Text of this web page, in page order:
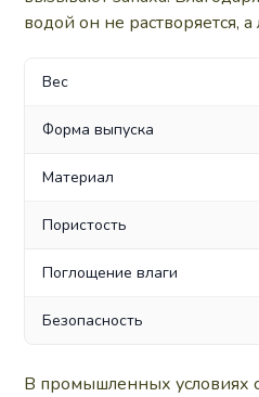
водой он не растворяется,
Вес
Форма выпуска
Материал
Пористость
Поглощение влаги
Безопасность
В промышленных условиях